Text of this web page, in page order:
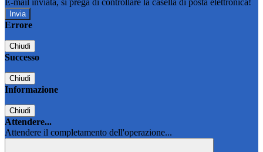
E-mail inviata, si prega di controllare la casella di posta elettronica!
Errore
Chiudi
Successo
Chiudi
Informazione
Chiudi
Attendere...
Attendere il completamento dell'operazione...